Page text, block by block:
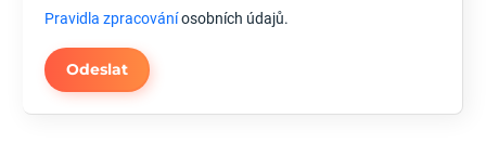
Pravidla zpracováníosobních údajů.
Odeslat